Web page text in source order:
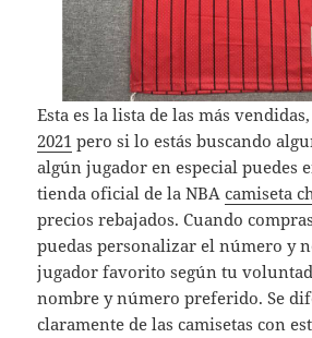
Esta es la lista de las más
2021 pero si lo estás buscando
algún jugador en especial puedes
tienda oficial de la NBAcamiseta
precios rebajados. Cuando
puedas personalizar el número y
jugador favorito según tu
nombre y número preferido. Se
claramente de las camisetas con